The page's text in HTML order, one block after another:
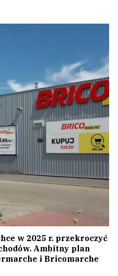
w 2025 r. przekroczyć
Ambitny plan
i Bricomarche